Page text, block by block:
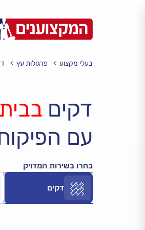
בעלי מקצוע פרגולות עץ
דקים
עם
בחרו בשירות המדויק
דקים